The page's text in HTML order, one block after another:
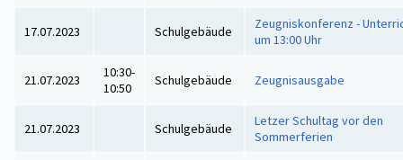
17.07.2023 Schulgebäude
Zeugniskonferenz -
um 13:00 Uhr
21.07.2023
10:30-
10:50
Schulgebäude Zeugnisausgabe
21.07.2023 Schulgebäude
Letzer Schultag vor den
Sommerferien